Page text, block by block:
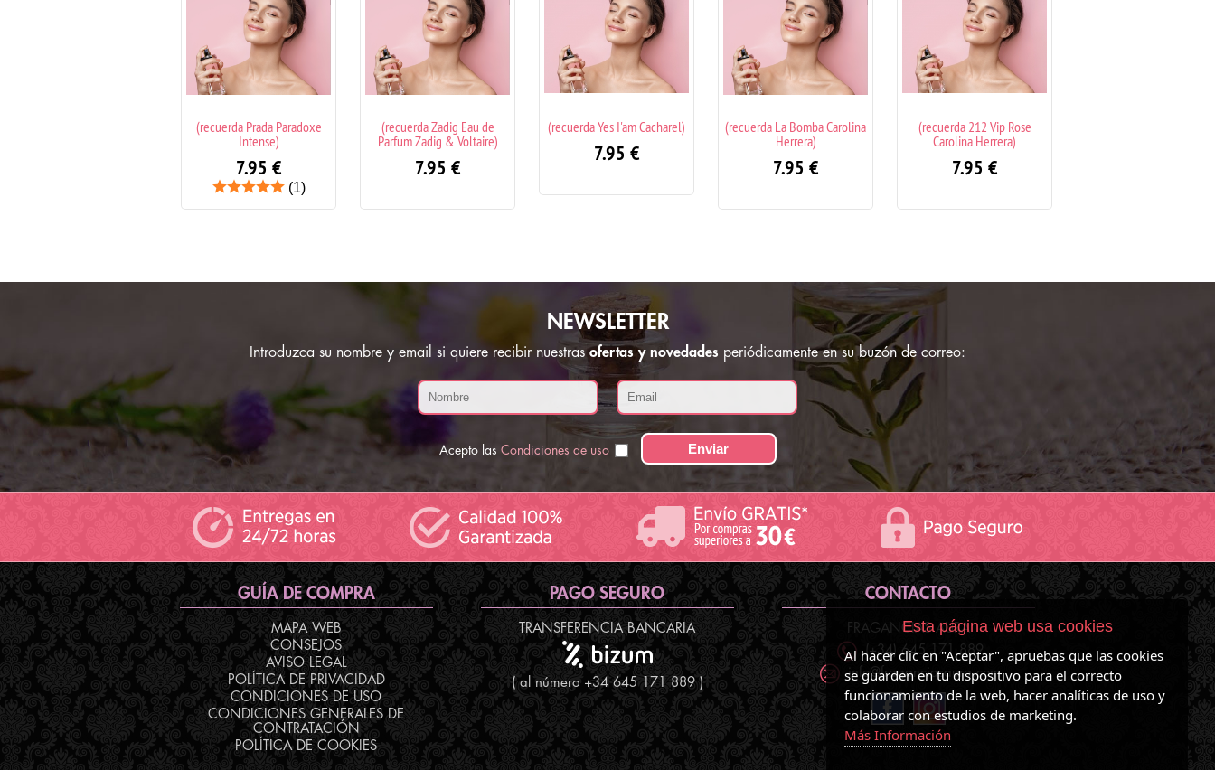
(recuerda Zadig Eau de
Parfum Zadig & Voltaire)
7.95€
(recuerda Yes I'am Cacharel)
7.95 €
(recuerda La Bomba Carolina
7.95€
(recuerda 212 Vip Rose
Carolina Herrera)
7.95€
(recuerda Kaos Tous)
7.95€
NEWSLETTER
Introduzca su nombre y email si quiere recibir nuestrasofertas y novedades periódicamente en su buzón de correo:
Acepto las Condiciones de uso
GUÍA DE COMPRA
MAPA WEB
CONSEJOS
AVISO LEGAL
POLÍTICA DE PRIVACIDAD
CONDICIONES DE USO
CONDICIONES GENERALES DE
CONTRATACIÓN
POLÍTICA DE COOKIES
PAGO SEGURO
TRANSFERENCIA BANCARIA
( al número +34 645 171 889 )
CONTACTO
FRAGANCIAS AURA
(+34) 645 171 889
info@fraganciasaura.com
Esta página web usa cookies
Al hacer clic en "Aceptar", apruebas que las cookies
se guarden en tu dispositivo para el correcto
funcionamiento de la web, hacer analíticas de uso y
colaborar con estudios de marketing.
Más Información